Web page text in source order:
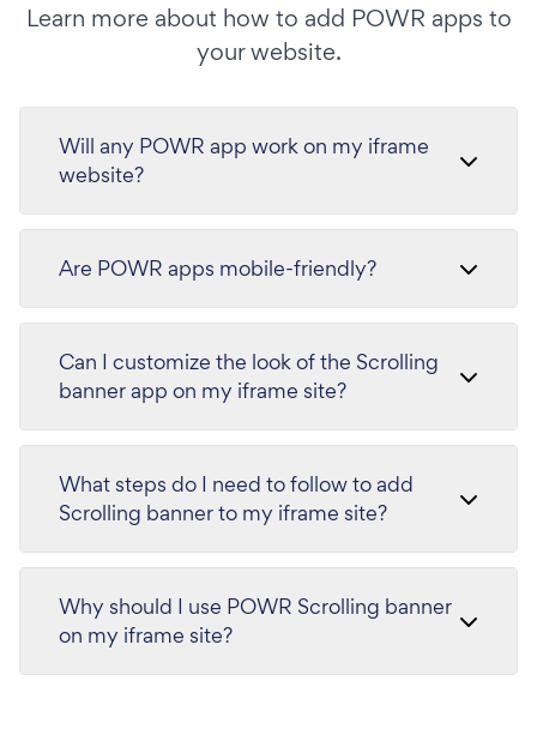
Learn more about how to add POWR apps to
your website.
Will any POWR app work on my iframe
website?
Are POWR apps mobile-friendly?
Can I customize the look of the Scrolling
banner app on my iframe site?
What steps do I need to follow to add
Scrolling banner to my iframe site?
Why should I use POWR Scrolling banner
on my iframe site?